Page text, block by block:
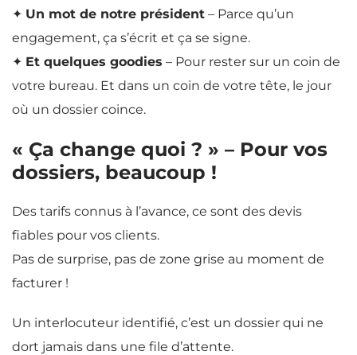
✦ Un mot de notre président – Parce qu’un
engagement, ça s’écrit et ça se signe.
✦ Et quelques goodies – Pour rester sur un coin de
votre bureau. Et dans un coin de votre tête, le jour
où un dossier coince.
« Ça change quoi ? » – Pour vos
dossiers, beaucoup !
Des tarifs connus à l’avance, ce sont des devis
fiables pour vos clients.
Pas de surprise, pas de zone grise au moment de
facturer !
Un interlocuteur identifié, c’est un dossier qui ne
dort jamais dans une file d’attente.